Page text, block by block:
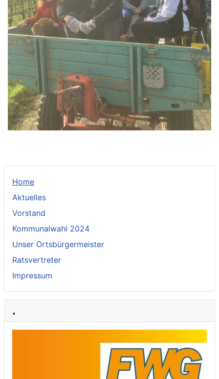
Home
Aktuelles
Vorstand
Kommunalwahl 2024
Unser Ortsbürgermeister
Ratsvertreter
Impressum
.